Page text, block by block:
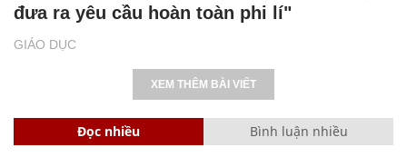
GIÁO DỤC
đưa ra yêu cầu hoàn toàn phi lí"
XEM THÊM BÀI VIẾT
Đọc nhiều Bình luận nhiều